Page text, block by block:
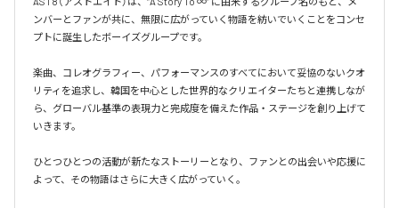
ンバーとファンが共に、無限に広がっていく物語を紡いでいくことをコンセ
プトに誕生したボーイズグループです。
楽曲、コレオグラフィー、パフォーマンスのすべてにおいて妥協のないクオ
リティを追求し、韓国を中心とした世界的なクリエイターたちと連携しなが
ら、グローバル基準の表現力と完成度を備えた作品・ステージを創り上げて
いきます。
ひとつひとつの活動が新たなストーリーとなり、ファンとの出会いや応援に
よって、その物語はさらに大きく広がっていく。